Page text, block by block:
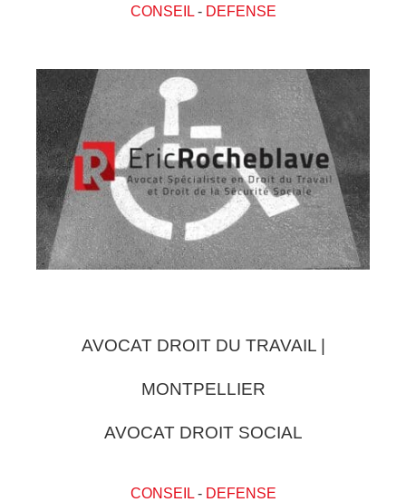
CONSEIL- DEFENSE
AVOCAT DROIT DU TRAVAIL |
MONTPELLIER
AVOCAT DROIT SOCIAL
CONSEIL- DEFENSE